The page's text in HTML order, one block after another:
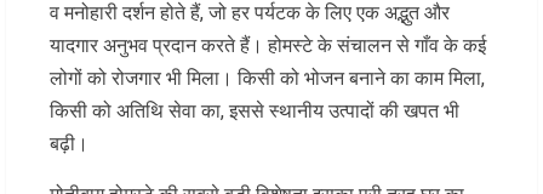
व मनोहारी दर्शन होते हैं, जो हर पर्यटक के लिए एक अद्भुत और
यादगार अनुभव प्रदान करते हैं। होमस्टे के संचालन से गाँव के कई
लोगों को रोजगार भी मिला। किसी को भोजन बनाने का काम मिला,
किसी को अतिथि सेवा का, इससे स्थानीय उत्पादों की खपत भी
बढ़ी।